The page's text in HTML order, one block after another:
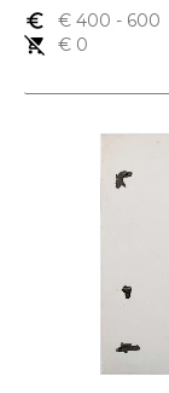
euro_symbol € 400 - 600
remove_shopping_cart
€ 0